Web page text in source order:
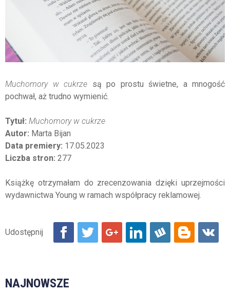
Muchomory w cukrze są po prostu świetne, a mnogość
pochwał, aż trudno wymienić.
Tytuł: Muchomory w cukrze
Autor: Marta Bijan
Data premiery: 17.05.2023
Liczba stron: 277
Książkę otrzymałam do zrecenzowania dzięki uprzejmości
wydawnictwa Young w ramach współpracy reklamowej.
NAJNOWSZE